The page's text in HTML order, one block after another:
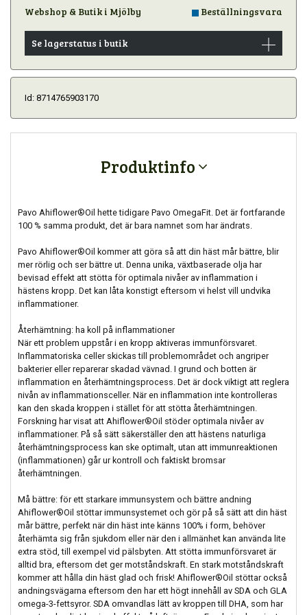
Webshop & Butik i Mjölby Beställningsvara
Se lagerstatus i butik
Id: 8714765903170
Produktinfo
Pavo Ahiflower®Oil hette tidigare Pavo OmegaFit. Det är fortfarande
100 % samma produkt, det är bara namnet som har ändrats.
Pavo Ahiflower®Oil kommer att göra så att din häst mår bättre, blir
mer rörlig och ser bättre ut. Denna unika, växtbaserade olja har
bevisad effekt att stötta för optimala nivåer av inflammation i
hästens kropp. Det kan låta konstigt eftersom vi helst vill undvika
inflammationer.
Återhämtning: ha koll på inflammationer
När ett problem uppstår i en kropp aktiveras immunförsvaret.
Inflammatoriska celler skickas till problemområdet och angriper
bakterier eller reparerar skadad vävnad. I grund och botten är
inflammation en återhämtningsprocess. Det är dock viktigt att reglera
nivån av inflammationsceller. När en inflammation inte kontrolleras
kan den skada kroppen i stället för att stötta återhämtningen.
Forskning har visat att Ahiflower®Oil stöder optimala nivåer av
inflammationer. På så sätt säkerställer den att hästens naturliga
återhämtningsprocess kan ske optimalt, utan att immunreaktionen
(inflammationen) går ur kontroll och faktiskt bromsar
återhämtningen.
Må bättre: för ett starkare immunsystem och bättre andning
Ahiflower®Oil stöttar immunsystemet och gör på så sätt att din häst
mår bättre, perfekt när din häst inte känns 100% i form, behöver
återhämta sig från sjukdom eller när den i allmänhet kan använda lite
extra stöd, till exempel vid pälsbyten. Att stötta immunförsvaret är
alltid bra, eftersom det ger motståndskraft. En stark motståndskraft
kommer att hålla din häst glad och frisk! Ahiflower®Oil stöttar också
andningsvägarna eftersom den har ett högt innehåll av SDA och GLA
omega-3-fettsyror. SDA omvandlas lätt av kroppen till DHA, som har